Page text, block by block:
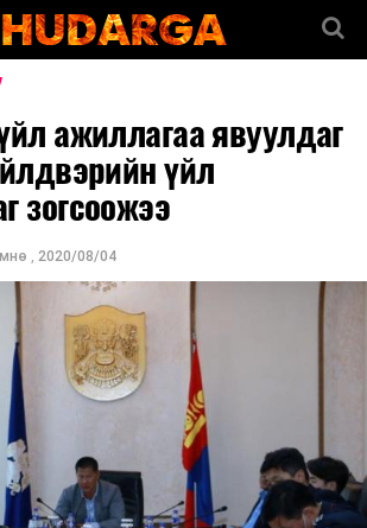
ажиллагаа явуулдаг
үйл
зогсоожээ
, 2020/08/04